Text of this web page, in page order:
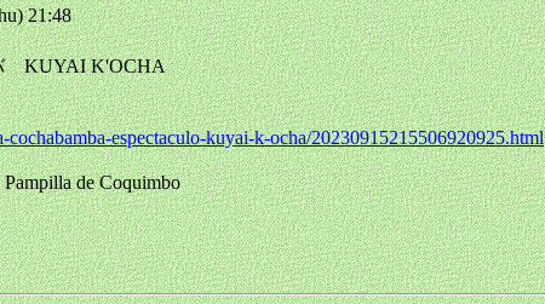
21:48
KUYAI K'OCHA
espectaculo-kuyai-k-ocha/20230915215506920925.html
de Coquimbo